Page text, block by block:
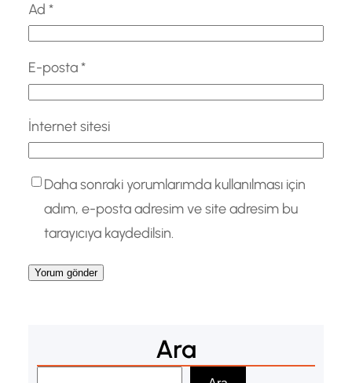
Ad *
E-posta*
İnternet sitesi
Daha sonraki yorumlarımda kullanılması için
adım, e-posta adresim ve site adresim bu
tarayıcıya kaydedilsin.
Ara